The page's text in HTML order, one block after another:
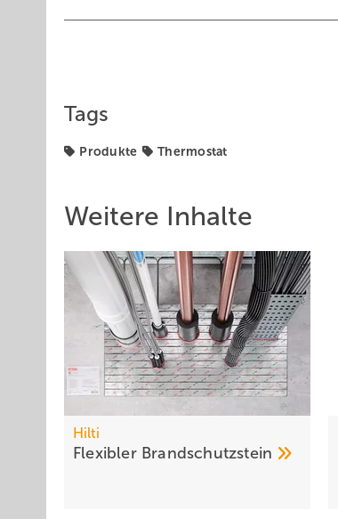
Tags
Produkte Thermostat
Weitere Inhalte
Hilti
Flexibler Brandschutzstein